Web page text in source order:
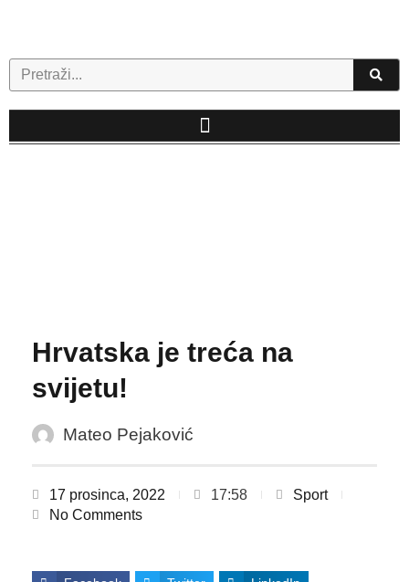
Search
Hrvatska je treća na
svijetu!
Mateo Pejaković
17 prosinca, 2022 17:58
Sport
No Comments